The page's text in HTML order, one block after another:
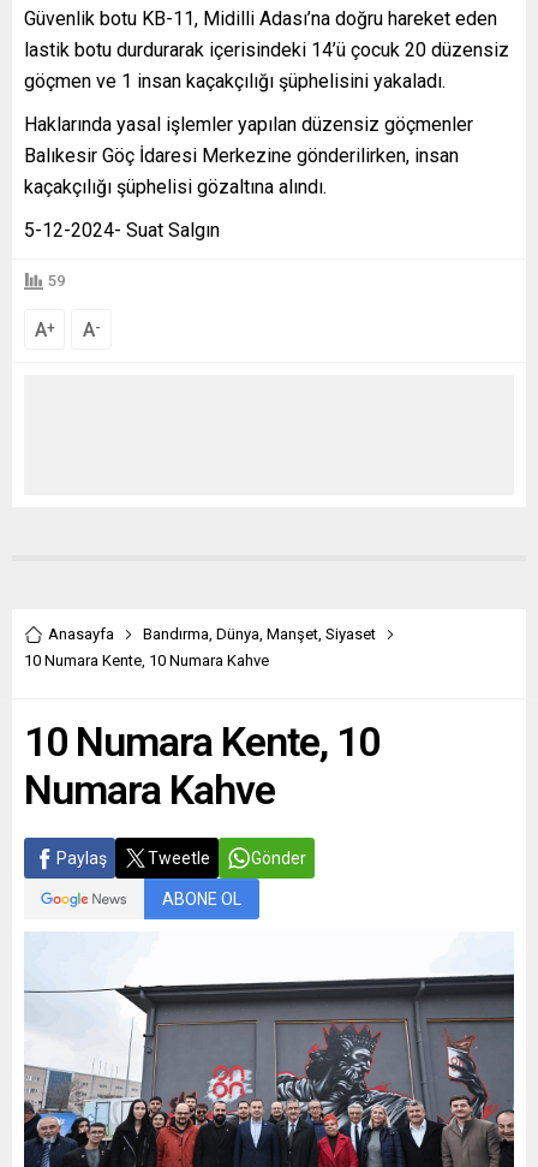
Güvenlik botu KB-11, Midilli Adası’na doğru hareket eden
lastik botu durdurarak içerisindeki 14’ü çocuk 20 düzensiz
göçmen ve 1 insan kaçakçılığı şüphelisini yakaladı.
Haklarında yasal işlemler yapılan düzensiz göçmenler
Balıkesir Göç İdaresi Merkezine gönderilirken, insan
kaçakçılığı şüphelisi gözaltına alındı.
5-12-2024- Suat Salgın
59
A+ A-
Anasayfa Bandırma Dünya Manşet Siyaset
10 Numara Kente, 10 Numara Kahve
10 Numara Kente, 10
Numara Kahve
Paylaş Tweetle Gönder
ABONE OL